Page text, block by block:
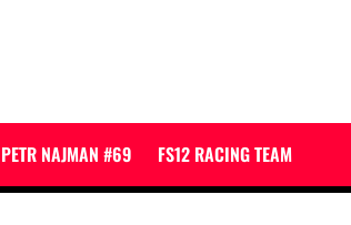
PETR NAJMAN #69 FS12 RACING TEAM